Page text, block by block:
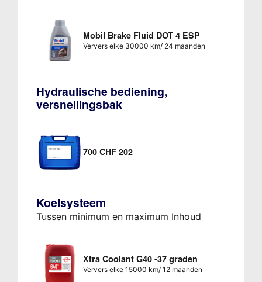
Mobil Brake Fluid DOT 4 ESP
Ververs elke 30000 km/ 24 maanden
Hydraulische bediening,
versnellingsbak
700 CHF 202
Koelsysteem
Tussen minimum en maximum Inhoud
Xtra Coolant G40 -37 graden
Ververs elke 15000 km/ 12 maanden